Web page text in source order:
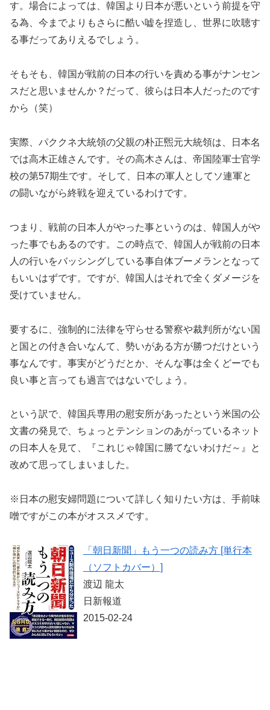
す。場合によっては、韓国より日本が悪いという前提を守
る為、今までよりもさらに酷い嘘を捏造し、世界に吹聴す
る事だってありえるでしょう。
そもそも、韓国が戦前の日本の行いを責める事がナンセン
スだと思いませんか？だって、彼らは日本人だったのです
から（笑）
実際、パククネ大統領の父親の朴正煕元大統領は、日本名
では高木正雄さんです。その高木さんは、帝国陸軍士官学
校の第57期生です。そして、日本の軍人としてソ連軍と
の闘いながら終戦を迎えているわけです。
つまり、戦前の日本人がやった事というのは、韓国人がや
った事でもあるのです。この時点で、韓国人が戦前の日本
人の行いをバッシングしている事自体ブーメランとなって
もいいはずです。ですが、韓国人はそれで全くダメージを
受けていません。
要するに、強制的に法律を守らせる警察や裁判所がない国
と国との付き合いなんて、勢いがある方が勝つだけという
事なんです。事実がどうだとか、そんな事は全くどーでも
良い事と言っても過言ではないでしょう。
という訳で、韓国兵専用の慰安所があったという米国の公
文書の発見で、ちょっとテンションのあがっているネット
の日本人を見て、『これじゃ韓国に勝てないわけだ～』と
改めて思ってしまいました。
※日本の慰安婦問題について詳しく知りたい方は、手前味
噌ですがこの本がオススメです。
「朝日新聞」もう一つの読み方 [単行本
（ソフトカバー）]
渡辺 龍太
日新報道
2015-02-24